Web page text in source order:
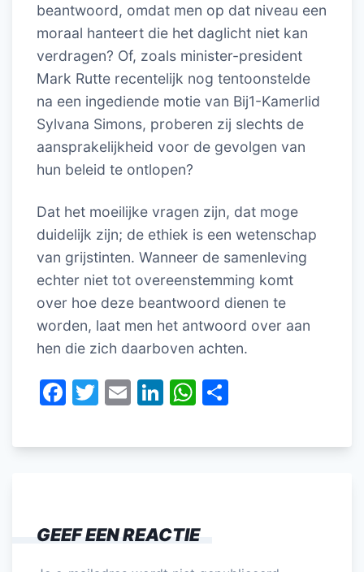
beantwoord, omdat men op dat niveau een
moraal hanteert die het daglicht niet kan
verdragen? Of, zoals minister-president
Mark Rutte recentelijk nog tentoonstelde
na een ingediende motie van Bij1-Kamerlid
Sylvana Simons, proberen zij slechts de
aansprakelijkheid voor de gevolgen van
hun beleid te ontlopen?
Dat het moeilijke vragen zijn, dat moge
duidelijk zijn; de ethiek is een wetenschap
van grijstinten. Wanneer de samenleving
echter niet tot overeenstemming komt
over hoe deze beantwoord dienen te
worden, laat men het antwoord over aan
hen die zich daarboven achten.
F
c
o
o
T
itt
E
ai
Li
k
n
W
at
p
p
e
GEEF EEN REACTIE